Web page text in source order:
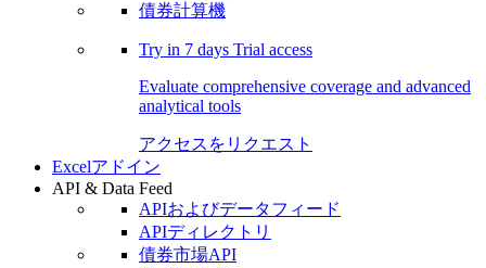
債券計算機
Try in 7 days Trial access
Evaluate comprehensive coverage and advanced
analytical tools
アクセスをリクエスト
Excelアドイン
API & Data Feed
APIおよびデータフィード
APIディレクトリ
債券市場API